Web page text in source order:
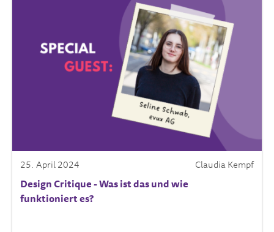
25. April 2024 Claudia Kempf
Design Critique - Was ist das und wie
funktioniert es?